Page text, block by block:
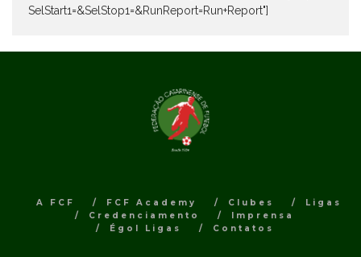
SelStart1=&SelStop1=&RunReport=Run+Report"]
A FCF FCF Academy Clubes
Ligas
Credenciamento
Imprensa
Égol Ligas
Contatos